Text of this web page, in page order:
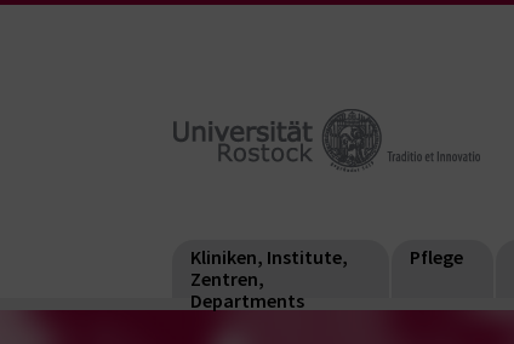
Kliniken, Institute,
Zentren,
Departments
Pflege